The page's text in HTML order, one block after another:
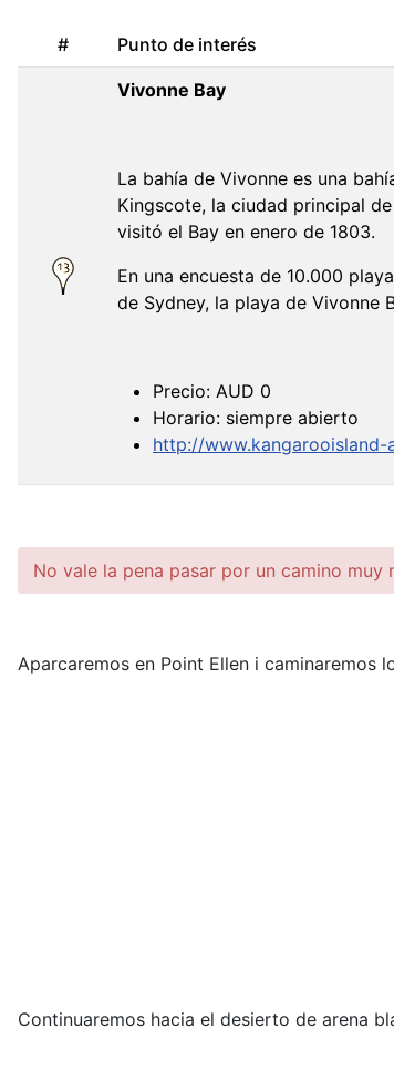
# Punto de interés
Vivonne Bay
La bahía de Vivonne es una
Kingscote, la ciudad principal
visitó el Bay en enero de 1803.
En una encuesta de 10.000
de Sydney, la playa de Vivonne
Precio: AUD 0
Horario: siempre abierto
http://
No vale la pena pasar por un camino
Aparcaremos en Point Ellen i caminaremos
Continuaremos hacia el desierto de arena